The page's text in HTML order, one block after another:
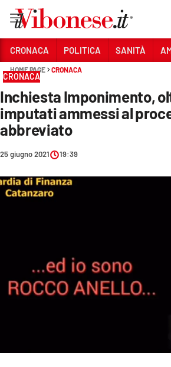
Sezioni
CRONACA
POLITICA
SOCIETÀ
EVENTI
SPORT
LAC TV
CRONACA POLITICA SANITÀ
HOME PAGE CRONACA
CRONACA
Inchiesta Imponimento,
imputati ammessi al
abbreviato
25 giugno 2021 19:39